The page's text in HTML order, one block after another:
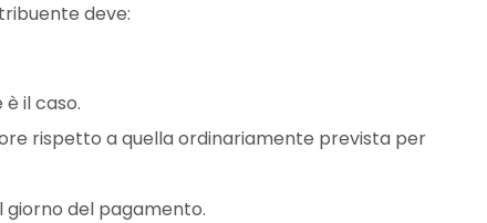
deve:
il caso.
rispetto a quella ordinariamente prevista per
del pagamento.